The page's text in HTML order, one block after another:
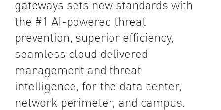
gateways sets new standards with
the #1 AI-powered threat
prevention, superior efficiency,
seamless cloud delivered
management and threat
intelligence, for the data center,
network perimeter, and campus.